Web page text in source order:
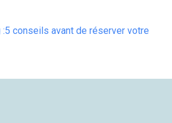
:5 conseils avant de réserver votre